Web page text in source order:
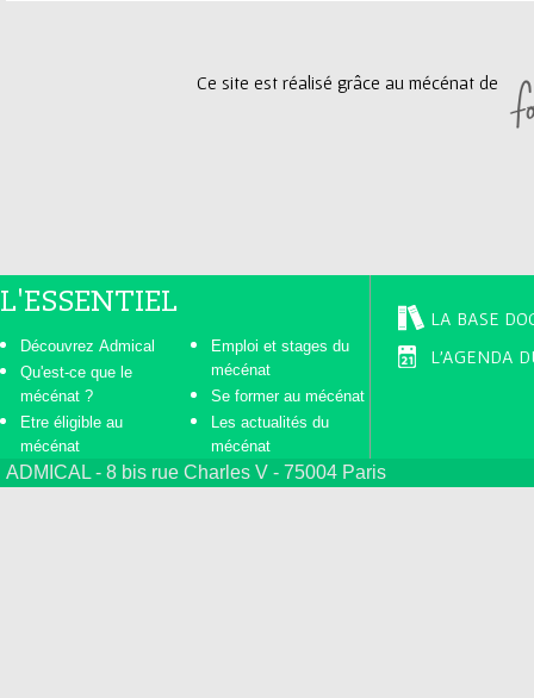
Ce site est réalisé grâce au mécénat de
L'ESSENTIEL
Découvrez Admical
Qu'est-ce que le
mécénat ?
Etre éligible au
mécénat
Emploi et stages du
mécénat
Se former au mécénat
Les actualités du
mécénat
LA BASE
L'AGENDA
ADMICAL - 8 bis rue Charles V - 75004 Paris